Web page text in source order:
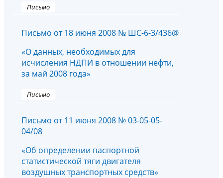
Письмо
Письмо от 18 июня 2008 № ШС-6-3/436@
«О данных, необходимых для
исчисления НДПИ в отношении нефти,
за май 2008 года»
Письмо
Письмо от 11 июня 2008 № 03-05-05-
04/08
«Об определении паспортной
статистической тяги двигателя
воздушных транспортных средств»